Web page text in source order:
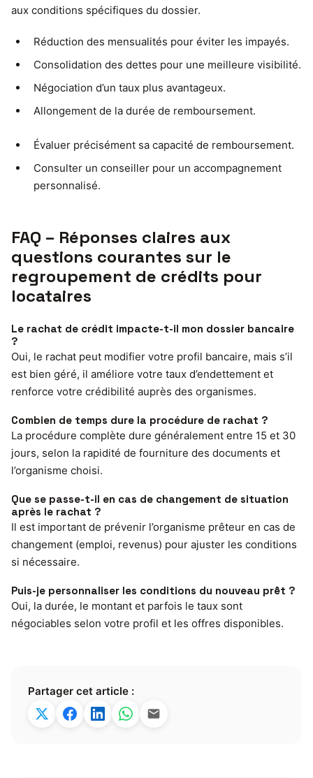
aux conditions spécifiques du dossier.
Réduction des mensualités pour éviter les impayés.
Consolidation des dettes pour une meilleure visibilité.
Négociation d’un taux plus avantageux.
Allongement de la durée de remboursement.
Évaluer précisément sa capacité de remboursement.
Consulter un conseiller pour un accompagnement
personnalisé.
FAQ – Réponses claires aux
questions courantes sur le
regroupement de crédits pour
locataires
Le rachat de crédit impacte-t-il mon dossier bancaire
?
Oui, le rachat peut modifier votre profil bancaire, mais s’il
est bien géré, il améliore votre taux d’endettement et
renforce votre crédibilité auprès des organismes.
Combien de temps dure la procédure de rachat ?
La procédure complète dure généralement entre 15 et 30
jours, selon la rapidité de fourniture des documents et
l’organisme choisi.
Que se passe-t-il en cas de changement de situation
après le rachat ?
Il est important de prévenir l’organisme prêteur en cas de
changement (emploi, revenus) pour ajuster les conditions
si nécessaire.
Puis-je personnaliser les conditions du nouveau prêt ?
Oui, la durée, le montant et parfois le taux sont
négociables selon votre profil et les offres disponibles.
Partager cet article :